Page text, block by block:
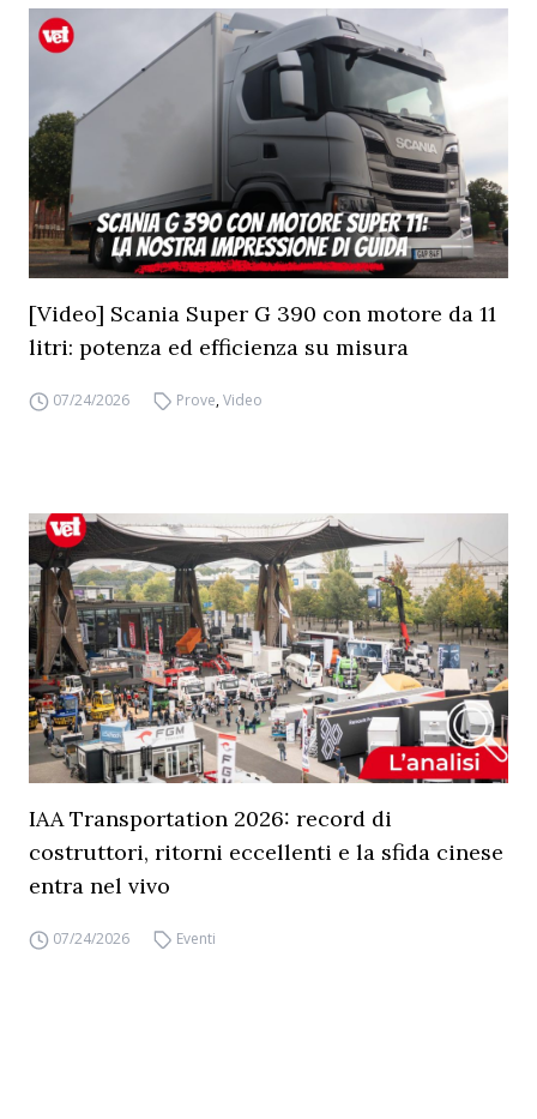
[Video] Scania Super G 390 con motore da 11
litri: potenza ed efficienza su misura
07/24/2026 Prove,Video
IAA Transportation 2026: record di
costruttori, ritorni eccellenti e la sfida cinese
entra nel vivo
07/24/2026 Eventi